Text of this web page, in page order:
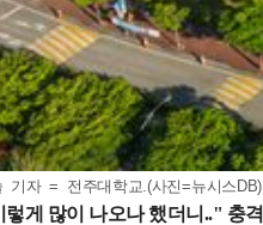
기자 = 전주대학교.(사진=뉴시스DB)